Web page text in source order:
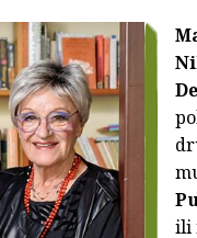
ili